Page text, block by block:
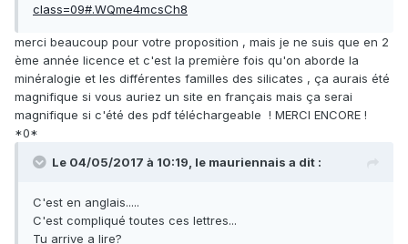
class=09#.WQme4mcsCh8
merci beaucoup pour votre proposition , mais je ne suis que en 2
ème année licence et c'est la première fois qu'on aborde la
minéralogie et les différentes familles des silicates , ça aurais été
magnifique si vous auriez un site en français mais ça serai
magnifique si c'été des pdf téléchargeable ! MERCI ENCORE !
*0*
Le 04/05/2017 à 10:19, le mauriennais a dit :
C'est en anglais.....
C'est compliqué toutes ces lettres...
Tu arrive a lire?